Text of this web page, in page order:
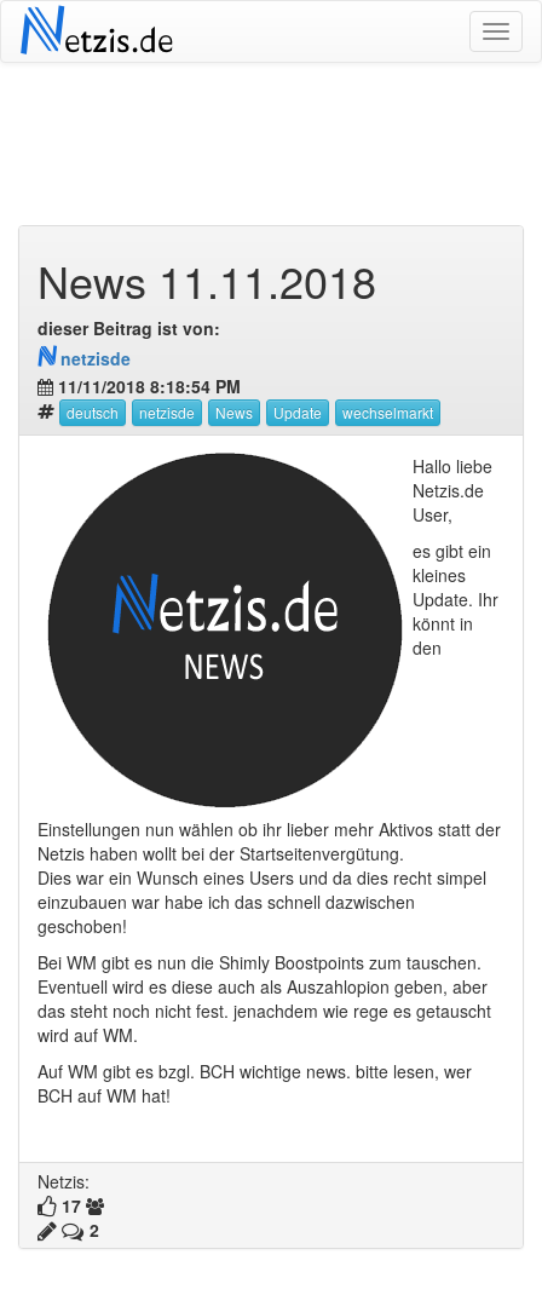
Netzis.de
News 11.11.2018
dieser Beitrag ist von:
N netzisde
11/11/2018 8:18:54 PM
Hallo liebe
Netzis.de
User,
es gibt ein
kleines
Update. Ihr
könnt in
den
Einstellungen nun wählen ob ihr lieber mehr Aktivos statt der
Netzis haben wollt bei der Startseitenvergütung.
Dies war ein Wunsch eines Users und da dies recht simpel
einzubauen war habe ich das schnell dazwischen
geschoben!
Bei WM gibt es nun die Shimly Boostpoints zum tauschen.
Eventuell wird es diese auch als Auszahlopion geben, aber
das steht noch nicht fest. jenachdem wie rege es getauscht
wird auf WM.
Auf WM gibt es bzgl. BCH wichtige news. bitte lesen, wer
BCH auf WM hat!
Netzis:
17
2